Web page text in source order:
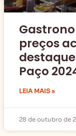
preços
Paço
LEIA MAIS »
28 de outubro de